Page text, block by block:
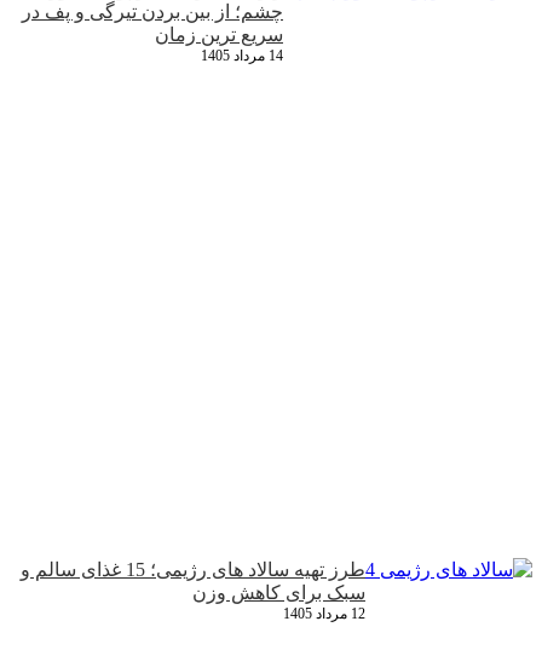
چشم؛ از بین بردن تیرگی و پف در
سریع‌ ترین زمان
14 مرداد 1405
طرز تهیه سالاد های رژیمی؛ 15 غذای سالم و
سبک برای کاهش وزن
12 مرداد 1405